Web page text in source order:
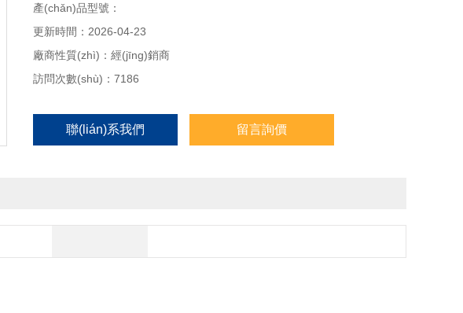
(tǒng)的接觸器或斷路器控制的 3-10kV
交流高壓大、中型電動機，適用于異步電動機保護。應(yīng)用領(lǐng)域覆蓋
電力、水利、交通、石油、化工、煤炭、
冶金等行業(yè)。
產(chǎn)品型號：
更新時間：2026-04-23
廠商性質(zhì)：經(jīng)銷商
訪問次數(shù)：7186
聯(lián)系我們 留言詢價